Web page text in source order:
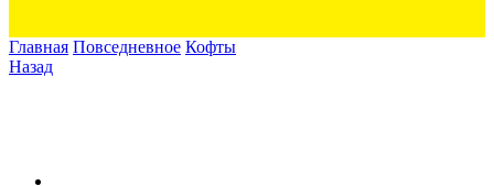
Главная Повседневное Кофты
Назад